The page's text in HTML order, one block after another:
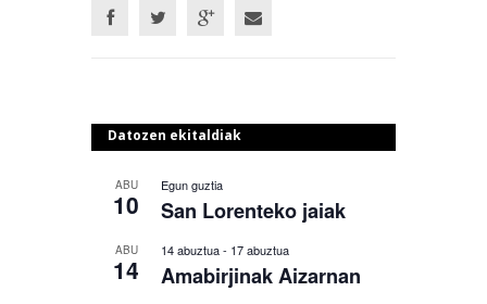
Datozen ekitaldiak
ABU
10
Egun guztia
San Lorenteko jaiak
ABU
14
14 abuztua- 17 abuztua
Amabirjinak Aizarnan